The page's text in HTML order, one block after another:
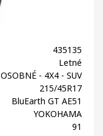
435135
Letné
OSOBNÉ - 4X4 - SUV
215/45R17
BluEarth GT AE51
YOKOHAMA
91